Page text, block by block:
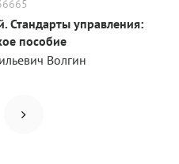
Стандарты управления:
пособие
Волгин